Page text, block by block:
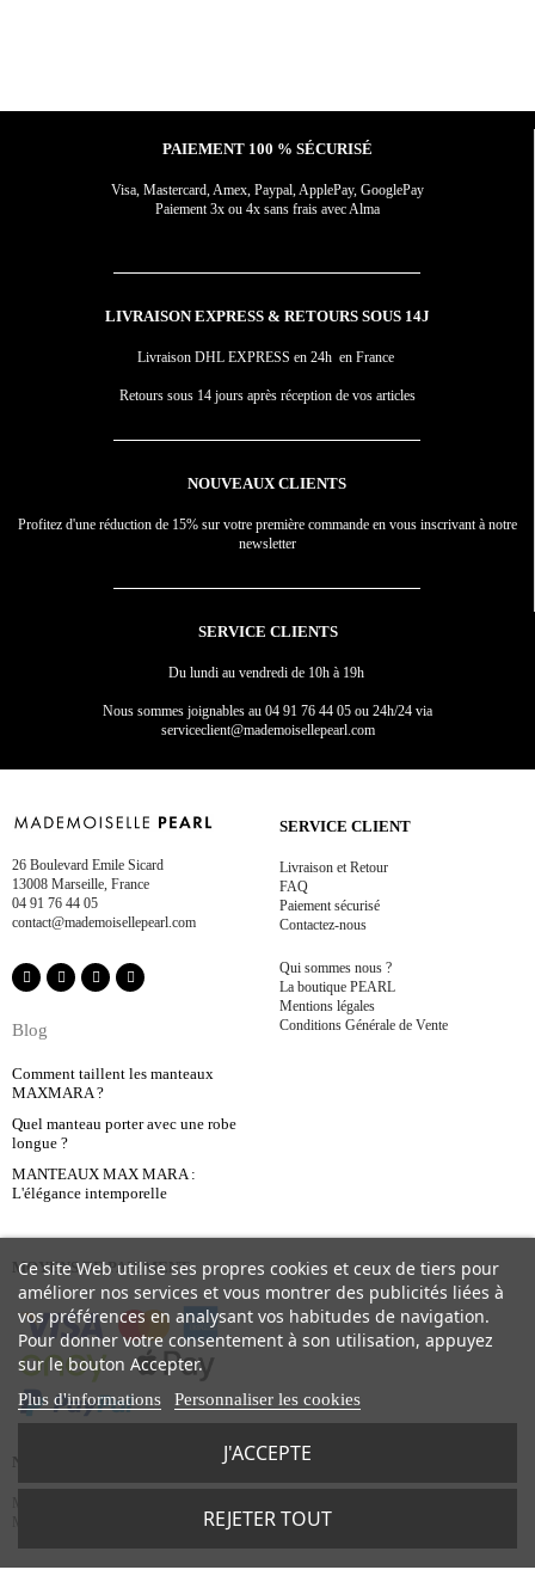
PAIEMENT 100 % SÉCURISÉ
Visa, Mastercard, Amex, Paypal, ApplePay, GooglePay
Paiement 3x ou 4x sans frais avec Alma
LIVRAISON EXPRESS & RETOURS SOUS 14J
Livraison DHL EXPRESS en 24h en France
Retours sous 14 jours après réception de vos articles
NOUVEAUX CLIENTS
Profitez d'une réduction de 15% sur votre première commande en vous inscrivant à notre
newsletter
SERVICE CLIENTS
Du lundi au vendredi de 10h à 19h
Nous sommes joignables au 04 91 76 44 05 ou 24h/24 via
serviceclient@mademoisellepearl.com
26 Boulevard Emile Sicard
13008 Marseille, France
04 91 76 44 05
contact@mademoisellepearl.com
Blog
Comment taillent les manteaux
MAXMARA ?
Quel manteau porter avec une robe
longue ?
MANTEAUX MAX MARA :
L'élégance intemporelle
SERVICE CLIENT
Livraison et Retour
FAQ
Paiement sécurisé
Contactez-nous
Qui sommes nous ?
La boutique PEARL
Mentions légales
Conditions Générale de Vente
MOYENS DE PAIEMENT
NOS MARQUES
Dmn -Maison Rabih Kayrouz
Ce site Web utilise ses propres cookies et ceux de tiers pour
améliorer nos services et vous montrer des publicités liées à
vos préférences en analysant vos habitudes de navigation.
Pour donner votre consentement à son utilisation, appuyez
sur le bouton Accepter.
Plus d'informations Personnaliser les cookies
REJETER TOUT
J'ACCEPTE